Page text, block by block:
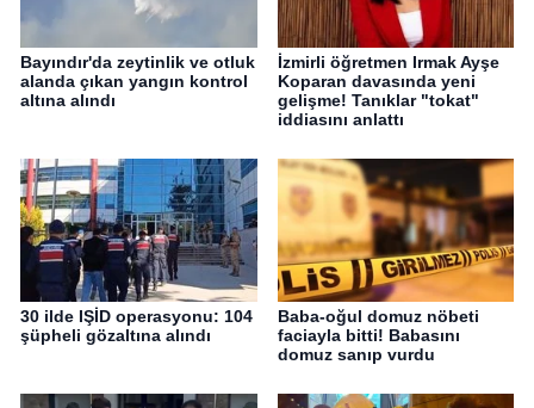
Bayındır'da zeytinlik ve otluk
alanda çıkan yangın kontrol
altına alındı
İzmirli öğretmen Irmak Ayşe
Koparan davasında yeni
gelişme! Tanıklar "tokat"
iddiasını anlattı
30 ilde IŞİD operasyonu: 104
şüpheli gözaltına alındı
Baba-oğul domuz nöbeti
faciayla bitti! Babasını
domuz sanıp vurdu